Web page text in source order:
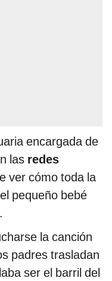
encargada de
las redes
ver cómo toda la
pequeño bebé
la canción
padres trasladan
ser el barril del